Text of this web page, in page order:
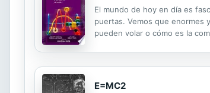
El mundo de hoy en día es
puertas. Vemos que enormes
pueden volar o cómo es la
E=MC2